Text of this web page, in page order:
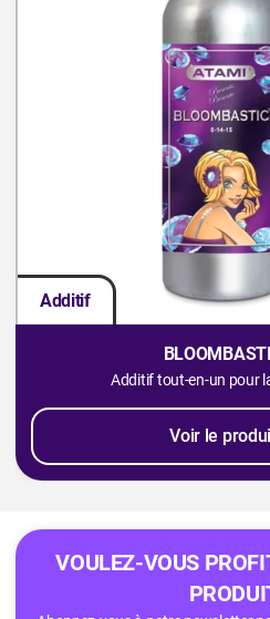
Additif
Additif tout-en-un pour
Voir le
VOULEZ-VOUS